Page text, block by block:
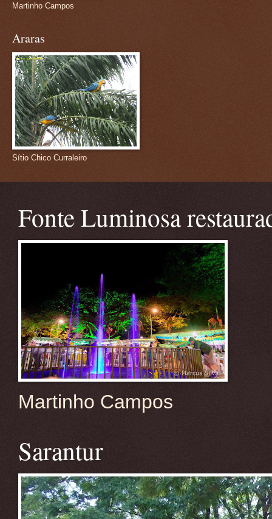
Martinho Campos
Araras
Sítio Chico Curraleiro
Fonte Luminosa
Martinho Campos
Sarantur